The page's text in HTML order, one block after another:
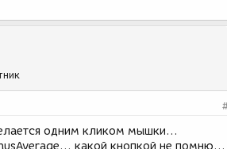
одним кликом мышки...
какой кнопкой не помню...